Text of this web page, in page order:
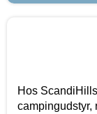
Hos
campingudstyr,